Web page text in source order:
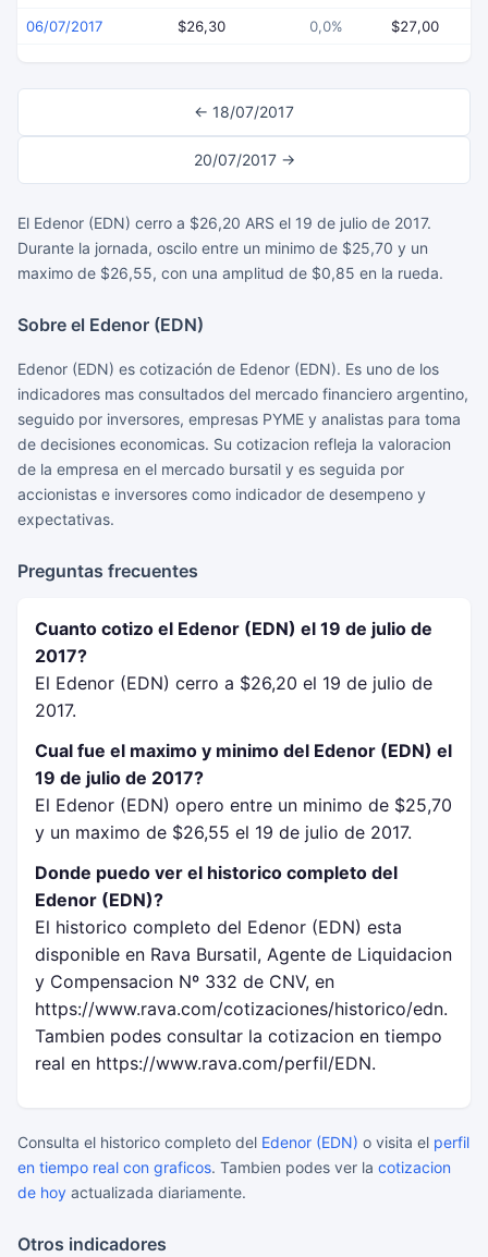
06/07/2017 $26,30 0,0% $27,00
← 18/07/2017
20/07/2017 →
El Edenor (EDN) cerro a $26,20 ARS el 19 de julio de 2017.
Durante la jornada, oscilo entre un minimo de $25,70 y un
maximo de $26,55, con una amplitud de $0,85 en la rueda.
Sobre el Edenor (EDN)
Edenor (EDN) es cotización de Edenor (EDN). Es uno de los
indicadores mas consultados del mercado financiero argentino,
seguido por inversores, empresas PYME y analistas para toma
de decisiones economicas. Su cotizacion refleja la valoracion
de la empresa en el mercado bursatil y es seguida por
accionistas e inversores como indicador de desempeno y
expectativas.
Preguntas frecuentes
Cuanto cotizo el Edenor (EDN) el 19 de julio de
2017?
El Edenor (EDN) cerro a $26,20 el 19 de julio de
2017.
Cual fue el maximo y minimo del Edenor (EDN) el
19 de julio de 2017?
El Edenor (EDN) opero entre un minimo de $25,70
y un maximo de $26,55 el 19 de julio de 2017.
Donde puedo ver el historico completo del
Edenor (EDN)?
El historico completo del Edenor (EDN) esta
disponible en Rava Bursatil, Agente de Liquidacion
y Compensacion Nº 332 de CNV, en
https://www.rava.com/cotizaciones/historico/edn.
Tambien podes consultar la cotizacion en tiempo
real en https://www.rava.com/perfil/EDN.
Consulta el historico completo del Edenor (EDN) o visita el perfil
en tiempo real con graficos. Tambien podes ver la cotizacion
de hoy actualizada diariamente.
Otros indicadores